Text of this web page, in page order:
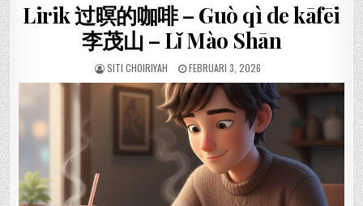
Lirik 过暝的咖啡 – Guò qì de kāfēi
李茂山 – Lǐ Mào Shān
SITI CHOIRIYAH FEBRUARI 3, 2026